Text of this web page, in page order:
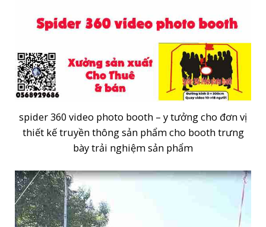
spider 360 video photo booth – y tưởng cho đơn vị
thiết kế truyền thông sản phẩm cho booth trưng
bày trải nghiệm sản phẩm